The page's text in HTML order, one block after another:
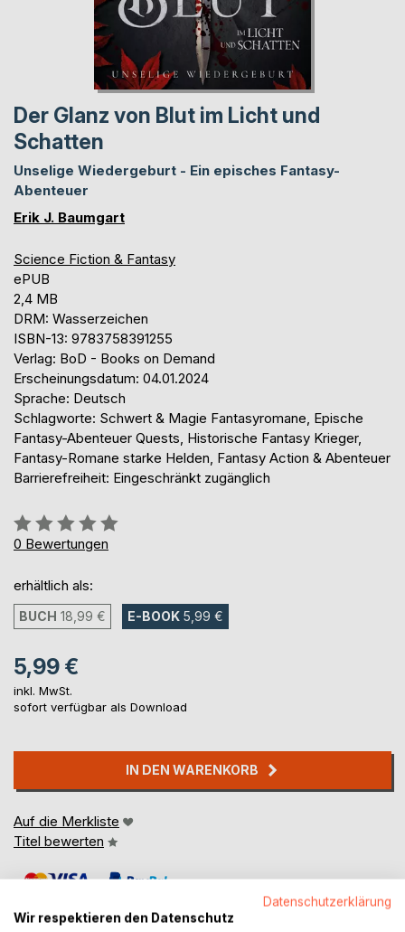
Der Glanz von Blut im Licht und
Schatten
Unselige Wiedergeburt - Ein episches Fantasy-
Abenteuer
Erik J. Baumgart
Science Fiction & Fantasy
ePUB
2,4 MB
DRM: Wasserzeichen
ISBN-13: 9783758391255
Verlag: BoD - Books on Demand
Erscheinungsdatum: 04.01.2024
Sprache: Deutsch
Schlagworte: Schwert & Magie Fantasyromane, Epische
Fantasy-Abenteuer Quests, Historische Fantasy Krieger,
Fantasy-Romane starke Helden, Fantasy Action & Abenteuer
Barrierefreiheit: Eingeschränkt zugänglich
Bewertung::
0%
0 Bewertungen
erhältlich als:
BUCH 18,99 € E-BOOK 5,99 €
5,99 €
inkl. MwSt.
sofort verfügbar als Download
IN DEN WARENKORB
Auf die Merkliste
Titel bewerten
Datenschutzerklärung
Wir respektieren den Datenschutz